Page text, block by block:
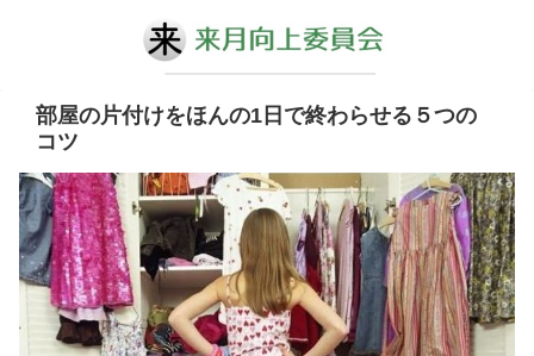
部屋の片付けをほんの1日で終わらせる５つの
コツ